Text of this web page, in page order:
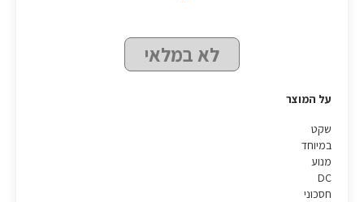
לא במלאי
על המוצר
שקט
במיוחד
מנוע
DC
חסכוני